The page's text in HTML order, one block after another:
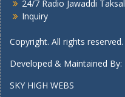
24/7 Radio Jawaddi Taksal
Inquiry
Copyright. All rights reserved.
Developed & Maintained By:
SKY HIGH WEBS